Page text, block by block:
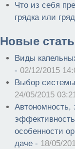
Что из себя
грядка или
Новые
Виды
-02/12/2015
Выбор
24/05/2015
Автономность,
особенности
даче - 18/05/